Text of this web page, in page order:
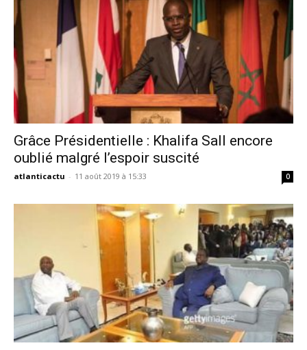
Grâce Présidentielle : Khalifa Sall encore
oublié malgré l’espoir suscité
atlanticactu - 11 août 2019 à 15:33 0